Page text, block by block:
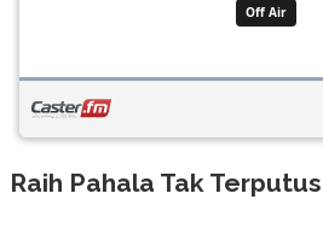
Raih Pahala Tak Terputus